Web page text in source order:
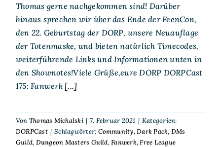
Thomas gerne nachgekommen sind! Darüber
hinaus sprechen wir über das Ende der FeenCon,
den 22. Geburtstag der DORP, unsere Neuauflage
der Totenmaske, und bieten natürlich Timecodes,
weiterführende Links und Informationen unten in
den Shownotes!Viele Grüße,eure DORP DORPCast
175: Fanwerk[...]
Von Thomas Michalski | 7. Februar 2021 | Kategorien:
DORPCast | Schlagwörter: Community,Dark Pack, DMs
Guild, Dungeon Masters Guild,Fanwerk,Free League